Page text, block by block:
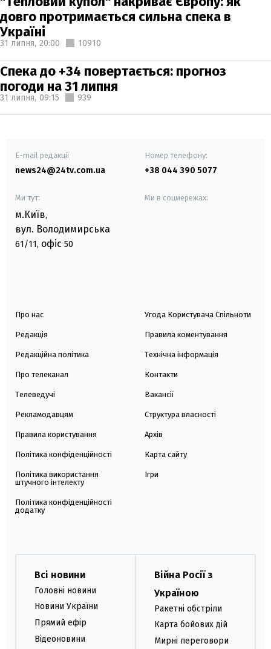
довго протримається сильна спека в
Україні
31 липня, 20:00 10910
Спека до +34 повертається: прогноз
погоди на 31 липня
31 липня, 09:15 939
E-mail редакції
news24@24tv.com.ua
Номер телефону:
+38 044 390 5077
Ми тут:
м.Київ,
вул. Володимирська
61/11, офіс 50
Ми в соцмережах:
Про нас
Редакція
Редакційна політика
Про телеканал
Телеведучі
Рекламодавцям
Правила користування
Політика конфіденційності
Політика використання
штучного інтелекту
Політика конфіденційності
додатку
Угода Користувача Спільноти
Правила коментування
Технічна інформація
Контакти
Вакансії
Структура власності
Архів
Карта сайту
Ігри
Всі новини
Головні новини
Новини України
Прямий ефір
Відеоновини
Війна Росії з
Україною
Ракетні обстріли
Карта бойових дій
Мирні переговори